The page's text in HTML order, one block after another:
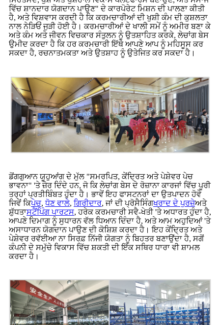
ਵਿੱਚ ਸ਼ਾਨਦਾਰ ਯੋਗਦਾਨ ਪਾਉਣ" ਦੇ ਕਾਰਪੋਰੇਟ ਮਿਸ਼ਨ ਦੀ ਪਾਲਣਾ ਕੀਤੀ
ਹੈ, ਅਤੇ ਵਿਸ਼ਵਾਸ ਕਰਦੀ ਹੈ ਕਿ ਕਰਮਚਾਰੀਆਂ ਦੀ ਖੁਸ਼ੀ ਕੰਮ ਦੀ ਕੁਸ਼ਲਤਾ
ਨਾਲ ਨੇੜਿਓਂ ਜੁੜੀ ਹੋਈ ਹੈ। ਕਰਮਚਾਰੀਆਂ ਦੇ ਖਾਲੀ ਸਮੇਂ ਨੂੰ ਅਮੀਰ ਬਣਾ ਕੇ
ਅਤੇ ਕੰਮ ਅਤੇ ਜੀਵਨ ਵਿਚਕਾਰ ਸੰਤੁਲਨ ਨੂੰ ਉਤਸ਼ਾਹਿਤ ਕਰਕੇ, ਲੇਚਾਂਗ ਬੇਸ
ਉਮੀਦ ਕਰਦਾ ਹੈ ਕਿ ਹਰ ਕਰਮਚਾਰੀ ਇੱਥੇ ਆਪਣੇ ਆਪ ਨੂੰ ਮਹਿਸੂਸ ਕਰ
ਸਕਦਾ ਹੈ, ਰਚਨਾਤਮਕਤਾ ਅਤੇ ਉਤਸ਼ਾਹ ਨੂੰ ਉਤੇਜਿਤ ਕਰ ਸਕਦਾ ਹੈ।
ਡੋਂਗਗੁਆਨ ਯੂਹੁਆਂਗ ਦੇ ਮੁੱਲ "ਸਮਰਪਿਤ, ਕੇਂਦ੍ਰਿਤ ਅਤੇ ਪੇਸ਼ੇਵਰ ਪੇਚ
ਭਾਵਨਾ" 'ਤੇ ਜ਼ੋਰ ਦਿੰਦੇ ਹਨ, ਜੋ ਕਿ ਲੇਚਾਂਗ ਬੇਸ ਦੇ ਰੋਜ਼ਾਨਾ ਕਾਰਜਾਂ ਵਿੱਚ ਪੂਰੀ
ਤਰ੍ਹਾਂ ਪ੍ਰਤੀਬਿੰਬਤ ਹੁੰਦਾ ਹੈ। ਭਾਵੇਂ ਇਹ ਫਾਸਟਨਰਾਂ ਦਾ ਉਤਪਾਦਨ ਹੋਵੇ
ਜਿਵੇਂ ਕਿਪੇਚ,ਧੋਣ ਵਾਲੇ, ਗਿਰੀਦਾਰ, ਜਾਂ ਦੀ ਪ੍ਰੋਸੈਸਿੰਗਖਰਾਦ ਦੇ ਪੁਰਜ਼ੇਅਤੇ
ਸ਼ੁੱਧਤਾਸਟੈਂਪਿੰਗ ਪਾਰਟਸ, ਹਰੇਕ ਕਰਮਚਾਰੀ ਸਵੈ-ਖੇਤੀ 'ਤੇ ਅਧਾਰਤ ਹੁੰਦਾ ਹੈ,
ਆਪਣੇ ਦਿਮਾਗ ਨੂੰ ਸੁਧਾਰਨ ਵੱਲ ਧਿਆਨ ਦਿੰਦਾ ਹੈ, ਅਤੇ ਆਮ ਅਹੁਦਿਆਂ 'ਤੇ
ਅਸਾਧਾਰਨ ਯੋਗਦਾਨ ਪਾਉਣ ਦੀ ਕੋਸ਼ਿਸ਼ ਕਰਦਾ ਹੈ। ਇਹ ਕੇਂਦ੍ਰਿਤ ਅਤੇ
ਪੇਸ਼ੇਵਰ ਰਵੱਈਆ ਨਾ ਸਿਰਫ਼ ਨਿੱਜੀ ਯੋਗਤਾ ਨੂੰ ਬਿਹਤਰ ਬਣਾਉਂਦਾ ਹੈ, ਸਗੋਂ
ਕੰਪਨੀ ਦੇ ਸਮੁੱਚੇ ਵਿਕਾਸ ਵਿੱਚ ਸ਼ਕਤੀ ਦੀ ਇੱਕ ਸਥਿਰ ਧਾਰਾ ਵੀ ਸ਼ਾਮਲ
ਕਰਦਾ ਹੈ।